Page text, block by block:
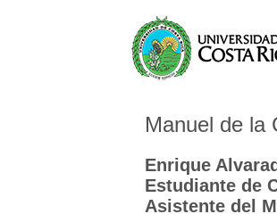
Manuel de la
Enrique
Estudiante de
Asistente del